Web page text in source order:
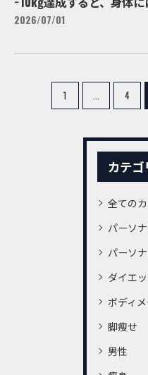
2026/07/01
1 ... 4
カテゴ
全ての
パーソナ
パーソナル
ダイエ
ボディ
脚瘦せ
男性